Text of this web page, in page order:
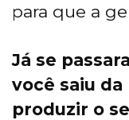
para que a
Já se
você saiu da
produzir o